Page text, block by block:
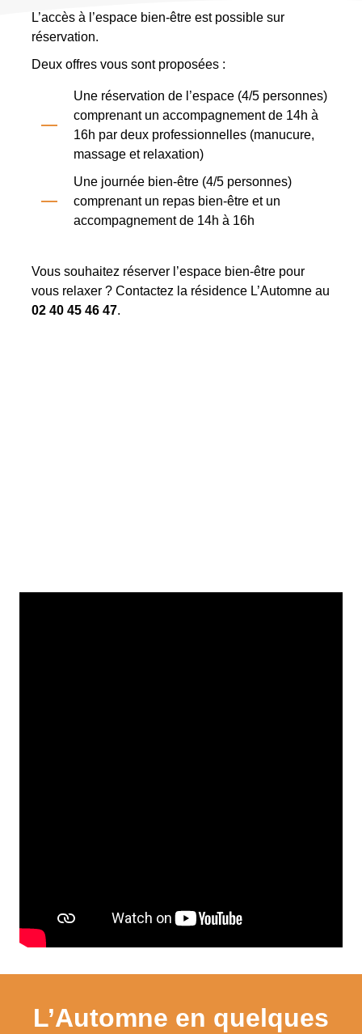
L’accès à l’espace bien-être est possible sur
réservation.
Deux offres vous sont proposées :
Une réservation de l’espace (4/5 personnes)
comprenant un accompagnement de 14h à
16h par deux professionnelles (manucure,
massage et relaxation)
Une journée bien-être (4/5 personnes)
comprenant un repas bien-être et un
accompagnement de 14h à 16h
Vous souhaitez réserver l’espace bien-être pour
vous relaxer ? Contactez la résidence L’Automne au
02 40 45 46 47.
L’Automne en quelques